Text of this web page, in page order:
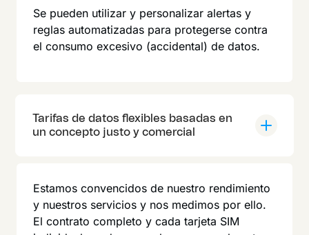
Se pueden utilizar y personalizar alertas y
reglas automatizadas para protegerse contra
el consumo excesivo (accidental) de datos.
Tarifas de datos flexibles basadas en
un concepto justo y comercial
Estamos convencidos de nuestro rendimiento
y nuestros servicios y nos medimos por ello.
El contrato completo y cada tarjeta SIM